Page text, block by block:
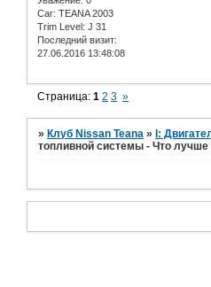
Car: TEANA 2003
Trim Level: J 31
Последний визит:
27.06.2016 13:48:08
Страница:1 2 3 »
» Клуб Nissan Teana » I:
топливной системы - Что лучше